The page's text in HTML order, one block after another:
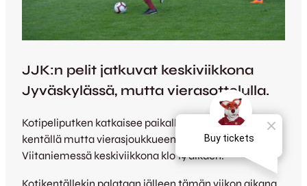
JJK:n pelit jatkuvat keskiviikkona
Jyväskylässä, mutta vierasottelulla.
Kotipeliputken katkaisee paikallisottelu tutulla
kentällä mutta vierasjoukkueena: JJK kohtaa JPS:n
Viitaniemessä keskiviikkona klo 19 alkaen.